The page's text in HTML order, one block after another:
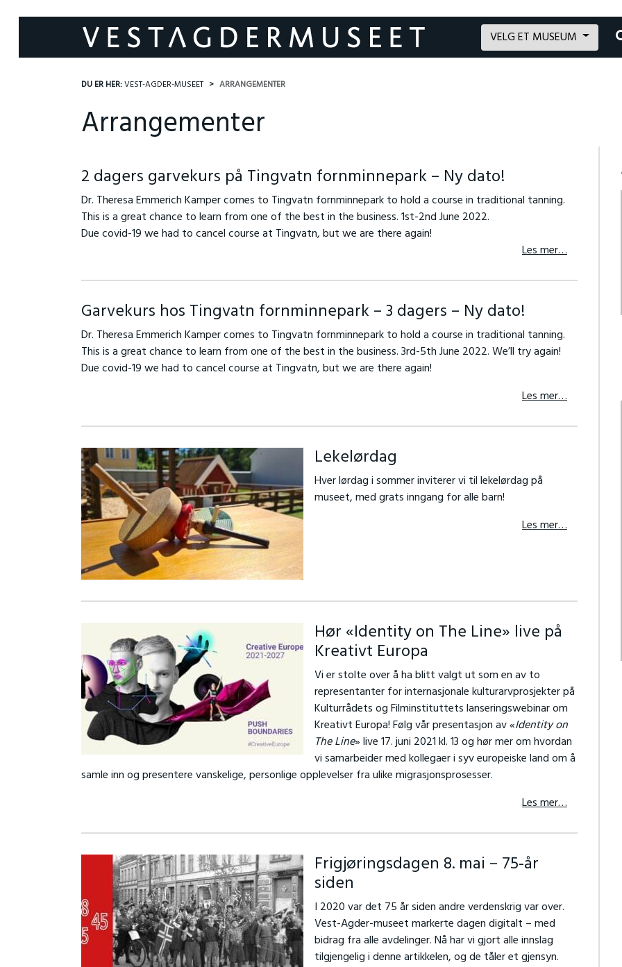
VELG ET MUSEUM
DU ER HER:VEST-AGDER-MUSEET ARRANGEMENTER
Arrangementer
2 dagers garvekurs på Tingvatn fornminnepark – Ny dato!
Dr. Theresa Emmerich Kamper comes to Tingvatn fornminnepark to hold a course in traditional tanning.
This is a great chance to learn from one of the best in the business. 1st-2nd June 2022.
Due covid-19 we had to cancel course at Tingvatn, but we are there again!
Les mer…
Garvekurs hos Tingvatn fornminnepark – 3 dagers – Ny dato!
Dr. Theresa Emmerich Kamper comes to Tingvatn fornminnepark to hold a course in traditional tanning.
This is a great chance to learn from one of the best in the business. 3rd-5th June 2022. We’ll try again!
Due covid-19 we had to cancel course at Tingvatn, but we are there again!
Les mer…
Lekelørdag
Hver lørdag i sommer inviterer vi til lekelørdag på
museet, med grats inngang for alle barn!
Les mer…
Hør «Identity on The Line» live på
Kreativt Europa
Vi er stolte over å ha blitt valgt ut som en av to
representanter for internasjonale kulturarvprosjekter på
Kulturrådets og Filminstituttets lanseringswebinar om
Kreativt Europa! Følg vår presentasjon av «Identity on
The Line» live 17. juni 2021 kl. 13 og hør mer om hvordan
vi samarbeider med kollegaer i syv europeiske land om å
samle inn og presentere vanskelige, personlige opplevelser fra ulike migrasjonsprosesser.
Les mer…
Frigjøringsdagen 8. mai – 75-år
siden
I 2020 var det 75 år siden andre verdenskrig var over.
Vest-Agder-museet markerte dagen digitalt – med
bidrag fra alle avdelinger. Nå har vi gjort alle innslag
tilgjengelig i denne artikkelen, og de tåler et gjensyn.